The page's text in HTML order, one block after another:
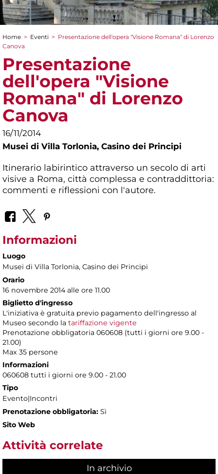
Tu sei qui
Home > Eventi > Presentazione dell'opera "Visione Romana" di Lorenzo
Canova
Presentazione
dell'opera "Visione
Romana" di Lorenzo
Canova
16/11/2014
Musei di Villa Torlonia, Casino dei Principi
Itinerario labirintico attraverso un secolo di arti
visive a Roma, città complessa e contraddittoria:
commenti e riflessioni con l'autore.
Informazioni
Luogo
Musei di Villa Torlonia, Casino dei Principi
Orario
16 novembre 2014 alle ore 11.00
Biglietto d'ingresso
L'iniziativa è gratuita previo pagamento dell'ingresso al
Museo secondo la tariffazione vigente
Prenotazione obbligatoria 060608 (tutti i giorni ore 9.00 -
21.00)
Max 35 persone
Informazioni
060608 tutti i giorni ore 9.00 - 21.00
Tipo
Evento|Incontri
Prenotazione obbligatoria: Sì
Sito Web
Attività correlate
In archivio